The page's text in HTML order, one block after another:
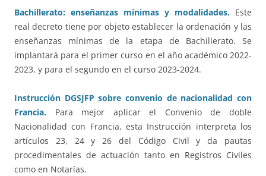
Bachillerato: enseñanzas mínimas y modalidades. Este
real decreto tiene por objeto establecer la ordenación y las
enseñanzas mínimas de la etapa de Bachillerato. Se
implantará para el primer curso en el año académico 2022-
2023, y para el segundo en el curso 2023-2024.
Instrucción DGSJFP sobre convenio de nacionalidad con
Francia. Para mejor aplicar el Convenio de doble
Nacionalidad con Francia, esta Instrucción interpreta los
artículos 23, 24 y 26 del Código Civil y da pautas
procedimentales de actuación tanto en Registros Civiles
como en Notarías.